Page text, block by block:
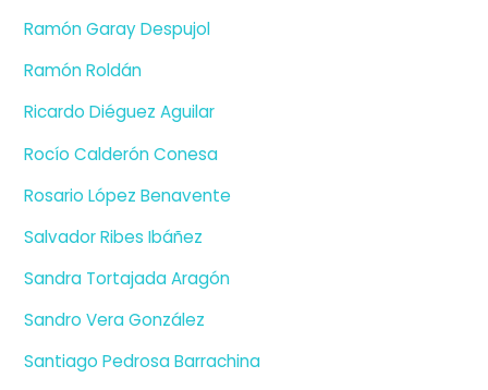
Ramón Garay Despujol
Ramón Roldán
Ricardo Diéguez Aguilar
Rocío Calderón Conesa
Rosario López Benavente
Salvador Ribes Ibáñez
Sandra Tortajada Aragón
Sandro Vera González
Santiago Pedrosa Barrachina